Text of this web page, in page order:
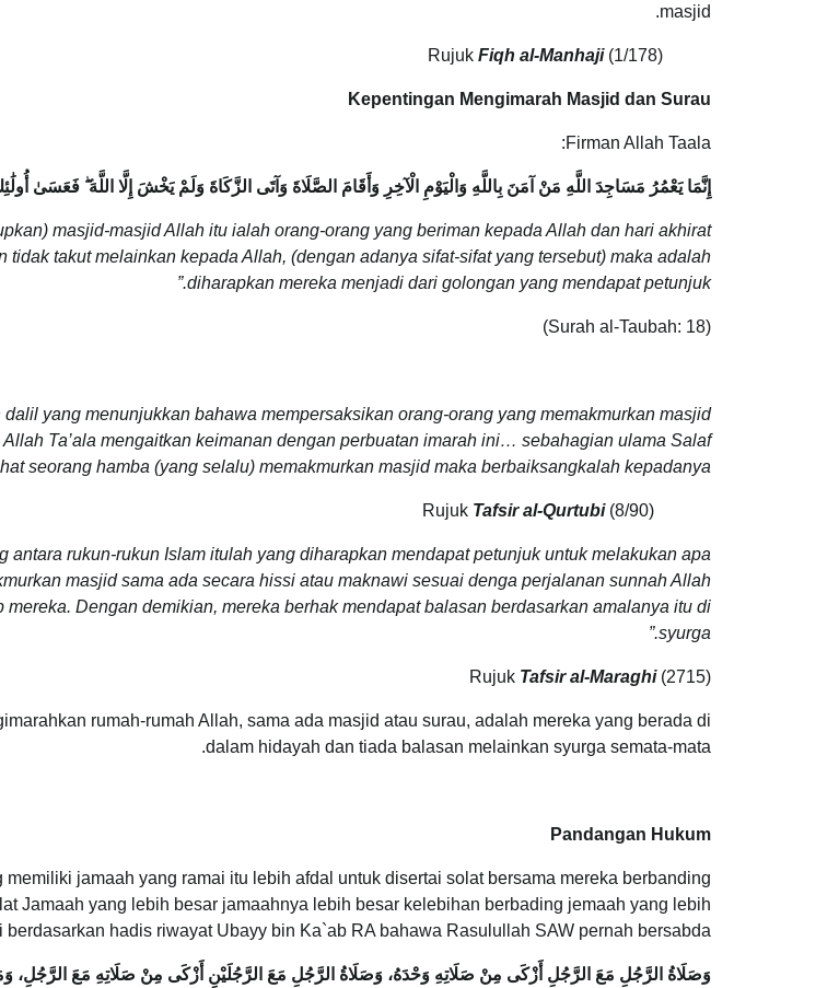
masjid.
Fiqh al-Manhaji(1/178)
Kepentingan Mengimarah Masjid dan Surau
Firman Allah Taala:
إِنَّمَا يَعْمُرُ مَسَاجِدَ اللَّهِ مَنْ آمَنَ بِاللَّهِ وَالْيَوْمِ الْآخِرِ وَأَقَامَ الصَّلَاةَ وَآتَى الزَّكَاةَ وَلَمْ يَخْشَ إِلَّا اللَّهَ ۖ فَعَسَىٰ
masjid-masjid Allah itu ialah orang-orang yang beriman kepada Allah dan hari akhirat
takut melainkan kepada Allah, (dengan adanya sifat-sifat yang tersebut) maka adalah
diharapkan mereka menjadi dari golongan yang mendapat petunjuk.”
(Surah al-Taubah: 18)
dalil yang menunjukkan bahawa mempersaksikan orang-orang yang memakmurkan masjid
Ta’ala mengaitkan keimanan dengan perbuatan imarah ini… sebahagian ulama Salaf
seorang hamba (yang selalu) memakmurkan masjid maka berbaiksangkalah kepadanya”.”
Tafsir al-Qurtubi(8/90)
antara rukun-rukun Islam itulah yang diharapkan mendapat petunjuk untuk melakukan apa
masjid sama ada secara hissi atau maknawi sesuai denga perjalanan sunnah Allah
Dengan demikian, mereka berhak mendapat balasan berdasarkan amalanya itu di
syurga.”
Rujuk Tafsir al-Maraghi(2715)
rumah-rumah Allah, sama ada masjid atau surau, adalah mereka yang berada di
dalam hidayah dan tiada balasan melainkan syurga semata-mata.
Pandangan Hukum
jamaah yang ramai itu lebih afdal untuk disertai solat bersama mereka berbanding
Jamaah yang lebih besar jamaahnya lebih besar kelebihan berbading jemaah yang lebih
berdasarkan hadis riwayat Ubayy bin Ka`ab RA bahawa Rasulullah SAW pernah bersabda:
وَصَلَاةُ الرَّجُلِ مَعَ الرَّجُلِ أَزْكَى مِنْ صَلَاتِهِ وَحْدَهُ، وَصَلَاةُ الرَّجُلِ مَعَ الرَّجُلَيْنِ أَزْكَى مِنْ صَلَاتِهِ مَعَ الرَّجُلِ،